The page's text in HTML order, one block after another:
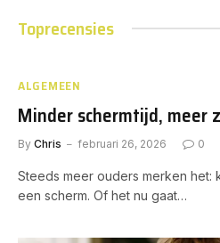
Toprecensies
ALGEMEEN
Minder schermtijd, meer
By Chris februari 26, 2026 0
Steeds meer ouders merken het:
een scherm. Of het nu gaat…